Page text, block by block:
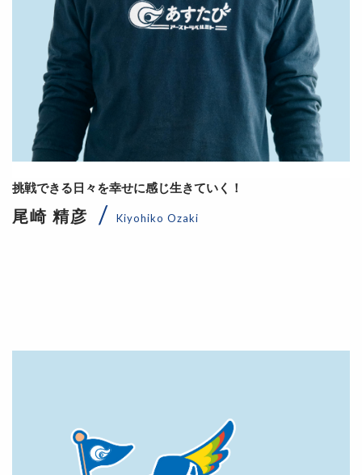
挑戦できる日々を幸せに感じ生きていく！
尾崎 精彦 Kiyohiko Ozaki